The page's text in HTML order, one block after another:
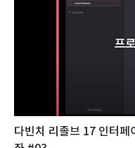
다빈치 리졸브 17 인터